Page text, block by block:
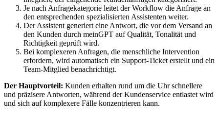
Je nach Anfragekategorie leitet der Workflow die Anfrage an
den entsprechenden spezialisierten Assistenten weiter.
Der Assistent generiert eine Antwort, die vor dem Versand an
den Kunden durch meinGPT auf Qualität, Tonalität und
Richtigkeit geprüft wird.
Bei komplexeren Anfragen, die menschliche Intervention
erfordern, wird automatisch ein Support-Ticket erstellt und ein
Team-Mitglied benachrichtigt.
Der Hauptvorteil: Kunden erhalten rund um die Uhr schnellere
und präzisere Antworten, während der Kundenservice entlastet wird
und sich auf komplexere Fälle konzentrieren kann.